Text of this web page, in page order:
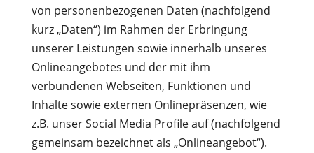
von personenbezogenen Daten (nachfolgend
kurz „Daten“) im Rahmen der Erbringung
unserer Leistungen sowie innerhalb unseres
Onlineangebotes und der mit ihm
verbundenen Webseiten, Funktionen und
Inhalte sowie externen Onlinepräsenzen, wie
z.B. unser Social Media Profile auf (nachfolgend
gemeinsam bezeichnet als „Onlineangebot“).